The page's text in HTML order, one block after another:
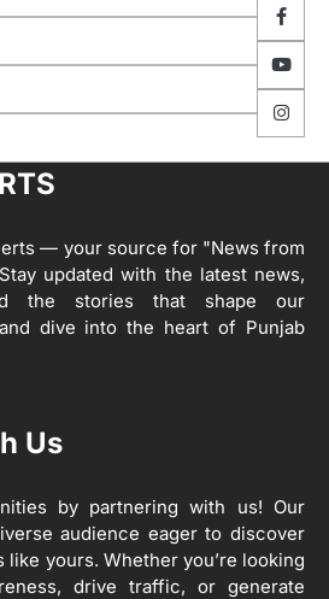
ਜੀ ਪੁਲਿਸ ਦੇ ਦਮ ‘ਤੇ ਨੈਸ਼ਨਲ ਟਾਊਨਹਾਲ
ਈ-20 ਨੂੰ ਰੋਕਣ ਦੀ ਕੋਸ਼ਿਸ਼ ਕਰ ਰਹੇ
ਗੁਰੂ ਰਵਿਦਾਸ ਜੀ ਦੇ ਜੀਵਨ ਤੇ ਆਧਾਰਿਤ
ਨੇ ਪਿੰਡਾਂ ਵਿੱਚ ਜਗਾਈ ਜਾਗਰੂਕਤਾ
ਵਿਭਾਗ ਵੱਲੋਂ ‘ਮਿਸ਼ਨ ਫਾਰ ਕਾਟਨ
ਅਧੀਨ ਪਿੰਡ ਬਧਾਈ ਵਿਖੇ ‘ਖੇਤ
ਆਯੋਜਿਤ
ਦਾ ਜਾਇਜ਼ਾ
ਜ਼ਿਲ੍ਹੇ ਵ‘ ਈ.ਐੱਫ. ਡਿਜੀਟਾਈਜ਼ੇਸ਼ਨ
99.92 ਫੀਸਦੀ ਮੁਕੰਮਲ: ਜ਼ਿਲ੍ਹਾ ਚੋਣ
— your source for "News from
updated with the latest news,
the stories that shape our
dive into the heart of Punjab
Us
by partnering with us! Our
audience eager to discover
yours. Whether you’re looking
drive traffic, or generate